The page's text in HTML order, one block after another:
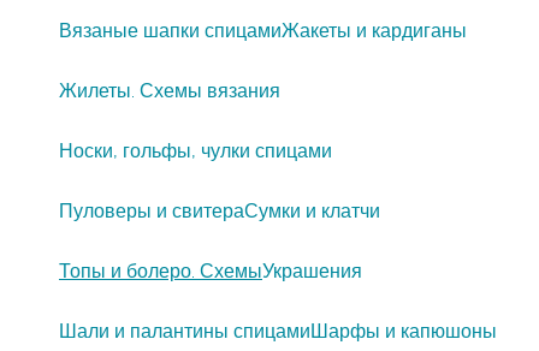
Вязаные шапки спицамиЖакеты и кардиганы
Жилеты. Схемы вязания
Носки, гольфы, чулки спицами
Пуловеры и свитераСумки и клатчи
Топы и болеро. СхемыУкрашения
Шали и палантины спицамиШарфы и капюшоны